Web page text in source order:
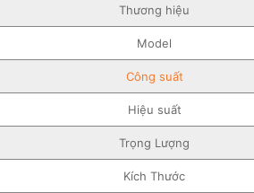
Thương hiệu
Model
Công suất
Hiệu suất
Trọng Lượng
Kích Thước